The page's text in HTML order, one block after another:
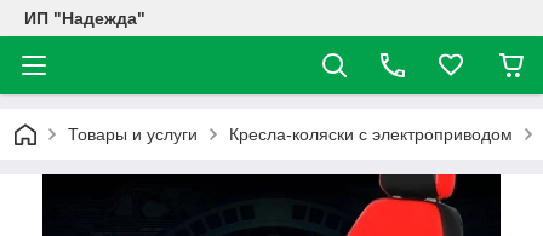
ИП "Надежда"
Товары и услуги Кресла-коляски с электроприводом